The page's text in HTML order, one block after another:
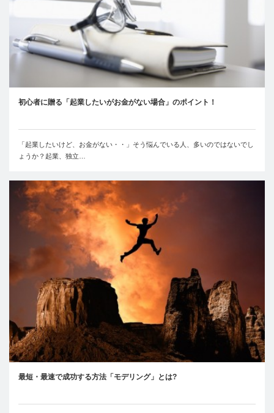
初心者に贈る「起業したいがお金がない場合」のポイント！
「起業したいけど、お金がない・・」そう悩んでいる人、多いのではないでし
ょうか？起業、独立…
最短・最速で成功する方法「モデリング」とは?